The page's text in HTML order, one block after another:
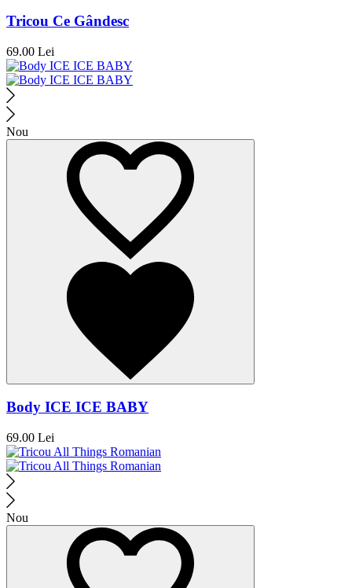
Tricou Ce Gândesc
69.00 Lei
Nou
Body ICE ICE BABY
69.00 Lei
Nou